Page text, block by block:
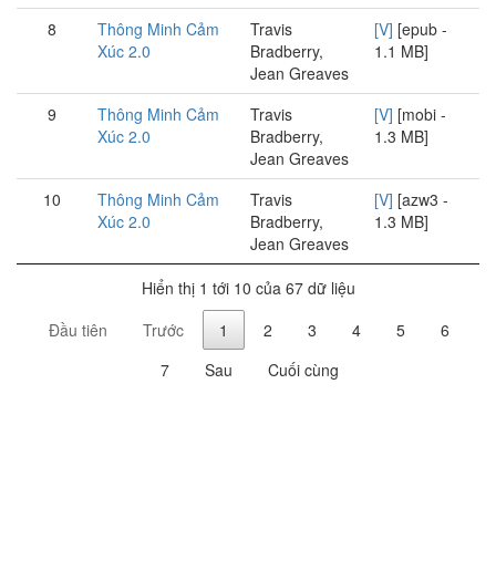
8
Thông Minh Cảm
Xúc 2.0
Travis
Bradberry,
Jean Greaves
[V] [epub -
1.1 MB]
9
Thông Minh Cảm
Xúc 2.0
Travis
Bradberry,
Jean Greaves
[V] [mobi -
1.3 MB]
10
Thông Minh Cảm
Xúc 2.0
Travis
Bradberry,
Jean Greaves
[V] [azw3 -
1.3 MB]
Hiển thị 1 tới 10 của 67 dữ liệu
Đầu tiên
Trước 1 2 3 4 5
6
7
Sau Cuối cùng